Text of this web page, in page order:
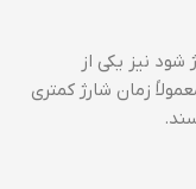
شود نیز یکی از
زمان شارژ کمتری